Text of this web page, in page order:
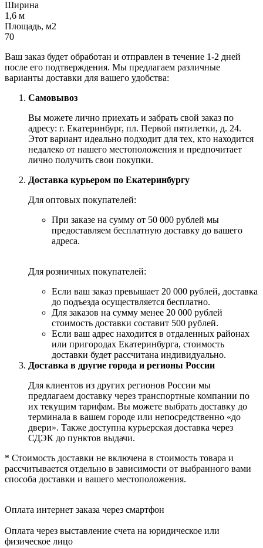
Ширина
1,6 м
Площадь, м2
70
Ваш заказ будет обработан и отправлен в течение 1-2 дней
после его подтверждения. Мы предлагаем различные
варианты доставки для вашего удобства:
Самовывоз
Вы можете лично приехать и забрать свой заказ по
адресу: г. Екатеринбург, пл. Первой пятилетки, д. 24.
Этот вариант идеально подходит для тех, кто находится
недалеко от нашего местоположения и предпочитает
лично получить свои покупки.
Доставка курьером по Екатеринбургу
Для оптовых покупателей:
При заказе на сумму от 50 000 рублей мы
предоставляем бесплатную доставку до вашего
адреса.
Для розничных покупателей:
Если ваш заказ превышает 20 000 рублей, доставка
до подъезда осуществляется бесплатно.
Для заказов на сумму менее 20 000 рублей
стоимость доставки составит 500 рублей.
Если ваш адрес находится в отдаленных районах
или пригородах Екатеринбурга, стоимость
доставки будет рассчитана индивидуально.
Доставка в другие города и регионы России
Для клиентов из других регионов России мы
предлагаем доставку через транспортные компании по
их текущим тарифам. Вы можете выбрать доставку до
терминала в вашем городе или непосредственно «до
двери». Также доступна курьерская доставка через
СДЭК до пунктов выдачи.
* Стоимость доставки не включена в стоимость товара и
рассчитывается отдельно в зависимости от выбранного вами
способа доставки и вашего местоположения.
Оплата интернет заказа через смартфон
Оплата через выставление счета на юридическое или
физическое лицо